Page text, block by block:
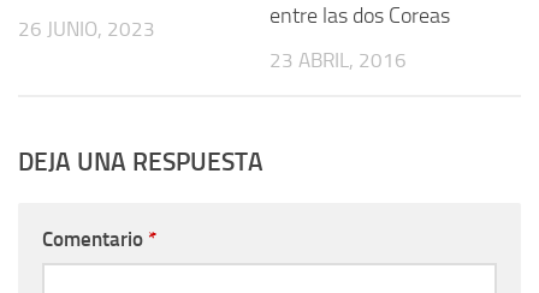
26 JUNIO, 2023
entre las dos Coreas
23 ABRIL, 2016
DEJA UNA RESPUESTA
Comentario *